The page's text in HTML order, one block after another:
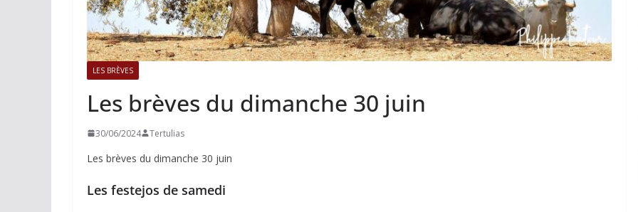
LES BRÈVES
Les brèves du dimanche 30 juin
30/06/2024 Tertulias
Les brèves du dimanche 30 juin
Les festejos de samedi